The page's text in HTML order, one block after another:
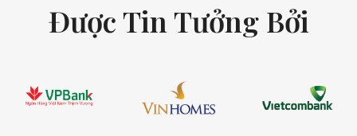
Được Tin Tưởng Bởi